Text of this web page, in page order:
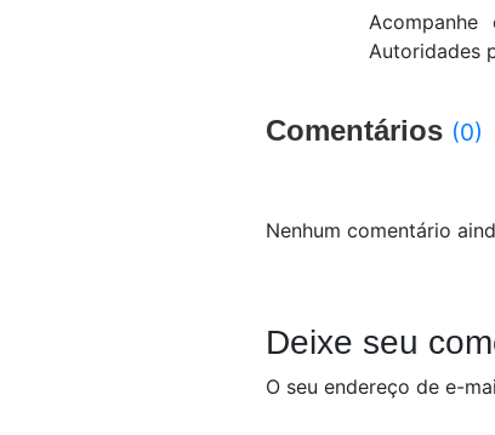
Autoridades
Comentários (0)
Nenhum comentário
Deixe seu
O seu endereço de e-